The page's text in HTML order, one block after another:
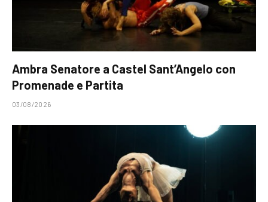
Ambra Senatore a Castel Sant’Angelo con
Promenade e Partita
03/08/2026